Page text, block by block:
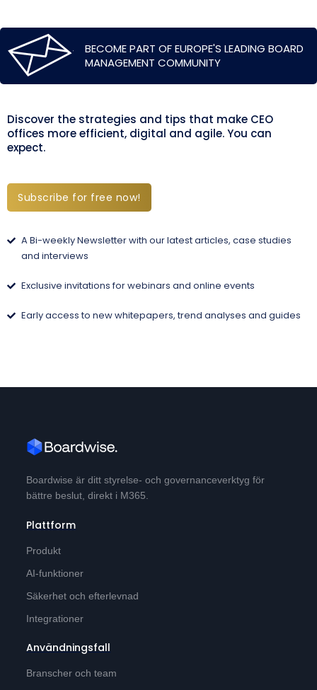
BECOME PART OF EUROPE'S LEADING BOARD
MANAGEMENT COMMUNITY
Discover the strategies and tips that make CEO
offices more efficient, digital and agile. You can
expect.
Subscribe for free now!
A Bi-weekly Newsletter with our latest articles, case studies
and interviews
Exclusive invitations for webinars and online events
Early access to new whitepapers, trend analyses and guides
Boardwise är ditt styrelse- och governanceverktyg för
bättre beslut, direkt i M365.
Plattform
Produkt
AI-funktioner
Säkerhet och efterlevnad
Integrationer
Användningsfall
Branscher och team